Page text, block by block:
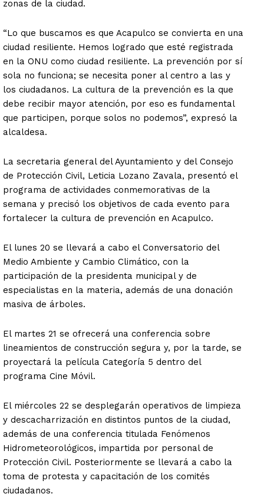
zonas de la ciudad.
“Lo que buscamos es que Acapulco se convierta en una
ciudad resiliente. Hemos logrado que esté registrada
en la ONU como ciudad resiliente. La prevención por sí
sola no funciona; se necesita poner al centro a las y
los ciudadanos. La cultura de la prevención es la que
debe recibir mayor atención, por eso es fundamental
que participen, porque solos no podemos”, expresó la
alcaldesa.
La secretaria general del Ayuntamiento y del Consejo
de Protección Civil, Leticia Lozano Zavala, presentó el
programa de actividades conmemorativas de la
semana y precisó los objetivos de cada evento para
fortalecer la cultura de prevención en Acapulco.
El lunes 20 se llevará a cabo el Conversatorio del
Medio Ambiente y Cambio Climático, con la
participación de la presidenta municipal y de
especialistas en la materia, además de una donación
masiva de árboles.
El martes 21 se ofrecerá una conferencia sobre
lineamientos de construcción segura y, por la tarde, se
proyectará la película Categoría 5 dentro del
programa Cine Móvil.
El miércoles 22 se desplegarán operativos de limpieza
y descacharrización en distintos puntos de la ciudad,
además de una conferencia titulada Fenómenos
Hidrometeorológicos, impartida por personal de
Protección Civil. Posteriormente se llevará a cabo la
toma de protesta y capacitación de los comités
ciudadanos.